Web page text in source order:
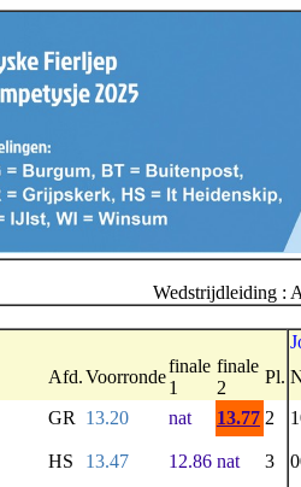
Wedstrijdleiding :
Afd.Voorronde
finale
1
finale
2
Pl.
GR 13.20 nat 13.77 2
HS 13.47 12.86 nat 3